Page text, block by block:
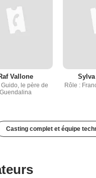
Vallone
Guido, le père de
Guendalina
Rôle :
Casting complet et équipe